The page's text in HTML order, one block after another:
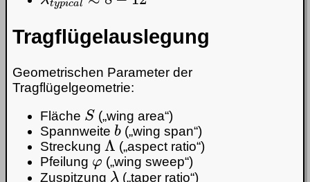
Tragflügelauslegung
Geometrischen Parameter der
Tragflügelgeometrie:
Fläche
S
(„wing area“)
Spannweite
b
(„wing span“)
Streckung
Λ
(„aspect ratio“)
Pfeilung
φ
(„wing sweep“)
Zuspitzung
λ
(„taper ratio“)